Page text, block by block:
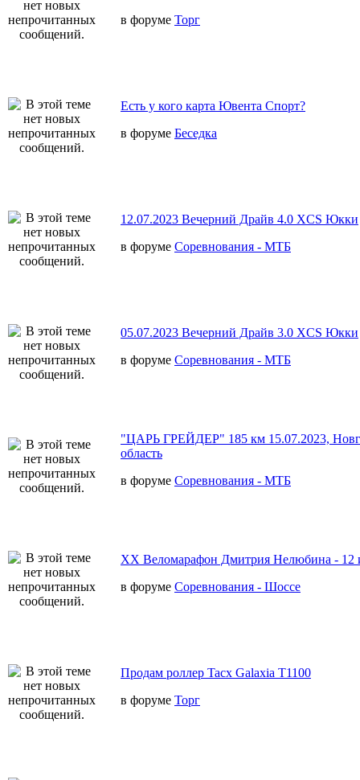
в форуме Торг
Есть у кого карта Ювента Спорт?
в форуме Беседка
12.07.2023 Вечерний Драйв 4.0 XCS Юкки
в форуме Соревнования - МТБ
05.07.2023 Вечерний Драйв 3.0 XCS Юкки
в форуме Соревнования - МТБ
"ЦАРЬ ГРЕЙДЕР" 185 км 15.07.2023,
область
в форуме Соревнования - МТБ
XX Веломарафон Дмитрия Нелюбина - 12
в форуме Соревнования - Шоссе
Продам роллер Tacx Galaxia T1100
в форуме Торг